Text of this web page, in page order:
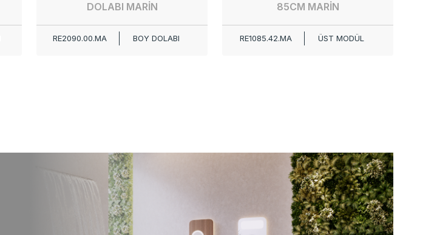
DOLABI MARİN
RE2090.00.MA BOY DOLABI
85CM MARİN
RE1085.42.MA ÜST MODÜL